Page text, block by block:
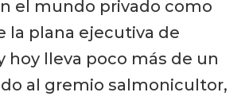
el mundo privado como
la plana ejecutiva de
hoy lleva poco más de un
al gremio salmonicultor,